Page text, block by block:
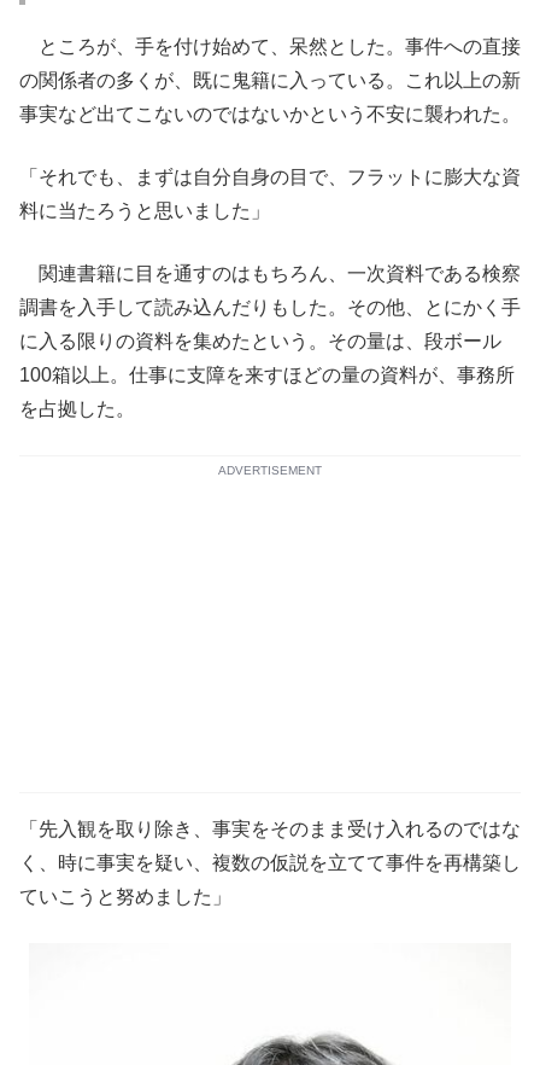
ところが、手を付け始めて、呆然とした。事件への直接
の関係者の多くが、既に鬼籍に入っている。これ以上の新
事実など出てこないのではないかという不安に襲われた。
「それでも、まずは自分自身の目で、フラットに膨大な資
料に当たろうと思いました」
関連書籍に目を通すのはもちろん、一次資料である検察
調書を入手して読み込んだりもした。その他、とにかく手
に入る限りの資料を集めたという。その量は、段ボール
100箱以上。仕事に支障を来すほどの量の資料が、事務所
を占拠した。
ADVERTISEMENT
「先入観を取り除き、事実をそのまま受け入れるのではな
く、時に事実を疑い、複数の仮説を立てて事件を再構築し
ていこうと努めました」